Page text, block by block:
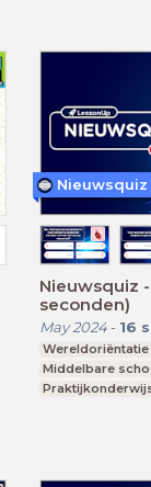
Nieuwsquiz
seconden)
May 2024- 16
Wereldoriëntatie
Middelbare
Nieuwsquiz